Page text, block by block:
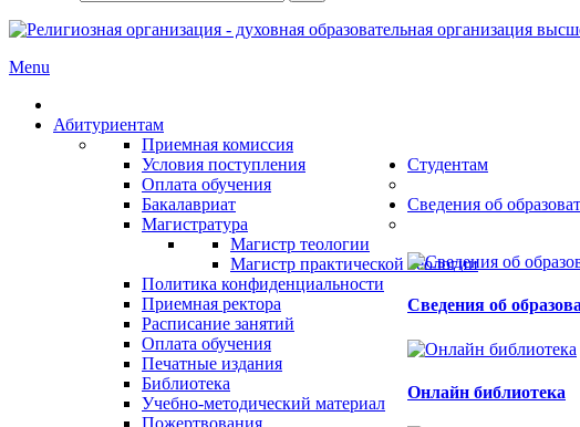
Menu
Абитуриентам
Приемная комиссия
Условия поступления
Оплата обучения
Бакалавриат
Магистратура
Магистр теологии
Магистр практической теологии
Политика конфиденциальности
Приемная ректора
Студентам
Расписание занятий
Оплата обучения
Печатные издания
Библиотека
Учебно-методический материал
Пожертвования
Сведения об
Сведения об
Онлайн библиотека